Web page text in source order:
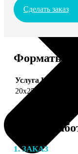
Сделать заказ
Форматы и
Услуга Цена, руб.
20х25
Этапы
1. ЗАКАЗ